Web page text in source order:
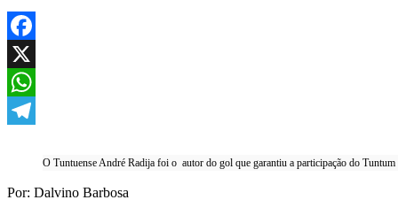
Facebook
X
WhatsApp
O Tuntuense André Radija foi o autor do gol que garantiu a participação do Tuntum
Por: Dalvino Barbosa